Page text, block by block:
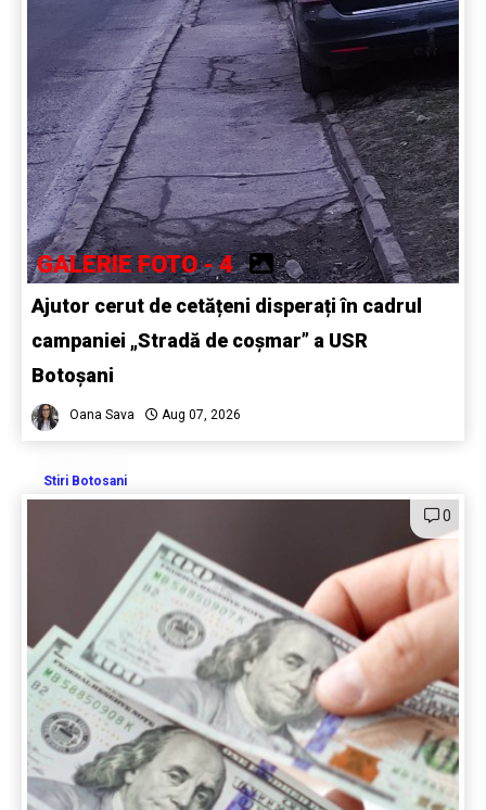
GALERIE FOTO - 4
Ajutor cerut de cetățeni disperați în cadrul
campaniei „Stradă de coșmar” a USR
Botoșani
Oana Sava Aug 07, 2026
Stiri Botosani
0